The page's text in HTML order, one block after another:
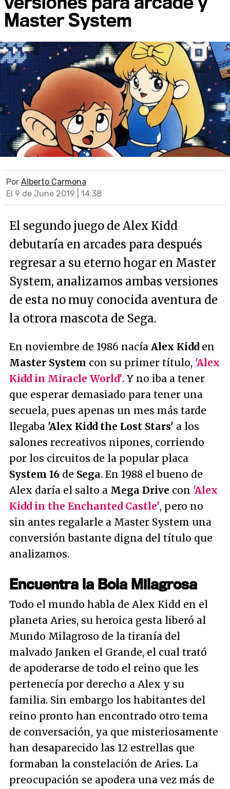
Master System
Por Alberto Carmona
El 9 de June 2019 | 14:38
El segundo juego de Alex Kidd
debutaría en arcades para después
regresar a su eterno hogar en Master
System, analizamos ambas versiones
de esta no muy conocida aventura de
la otrora mascota de Sega.
En noviembre de 1986 nacía Alex Kidd en
Master System con su primer título, 'Alex
Kidd in Miracle World'. Y no iba a tener
que esperar demasiado para tener una
secuela, pues apenas un mes más tarde
llegaba 'Alex Kidd the Lost Stars' a los
salones recreativos nipones, corriendo
por los circuitos de la popular placa
System 16 de Sega. En 1988 el bueno de
Alex daría el salto a Mega Drive con 'Alex
Kidd in the Enchanted Castle', pero no
sin antes regalarle a Master System una
conversión bastante digna del título que
analizamos.
Encuentra la Bola Milagrosa
Todo el mundo habla de Alex Kidd en el
planeta Aries, su heroica gesta liberó al
Mundo Milagroso de la tiranía del
malvado Janken el Grande, el cual trató
de apoderarse de todo el reino que les
pertenecía por derecho a Alex y su
familia. Sin embargo los habitantes del
reino pronto han encontrado otro tema
de conversación, ya que misteriosamente
han desaparecido las 12 estrellas que
formaban la constelación de Aries. La
preocupación se apodera una vez más de